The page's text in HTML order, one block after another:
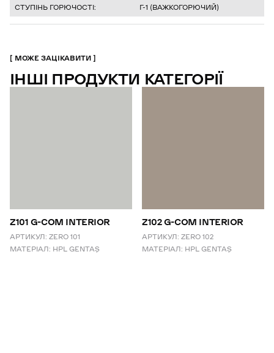
СТУПІНЬ ГОРЮЧОСТІ:
Г-1 (ВАЖКОГОРЮЧИЙ)
МОЖЕ ЗАЦІКАВИТИ
ІНШІ ПРОДУКТИ КАТЕГОРІЇ
Z101 G-COM INTERIOR
АРТИКУЛ: ZERO 101
МАТЕРІАЛ: HPL GENTAŞ
Z102 G-COM INTERIOR
АРТИКУЛ: ZERO 102
МАТЕРІАЛ: HPL GENTAŞ